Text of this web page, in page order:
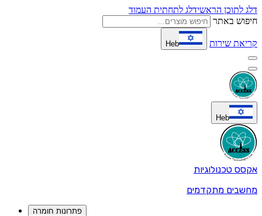
דלג לתוכן הראשידלג לתחתית העמוד
חיפוש באתר
קריאת שירות Heb
Heb
אקסס טכנולוגיות
מחשבים מתקדמים
פתרונות חומרה